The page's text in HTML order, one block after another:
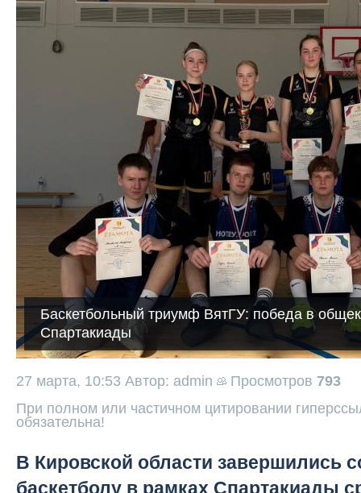
Баскетбольный триумф ВятГУ: победа в
Спартакиады
27 марта, 10:53 Автор: admin Просмотров 793
При полном или частичном цитировании
обязательна!
В Кировской области завершились
баскетболу в рамках Спартакиады